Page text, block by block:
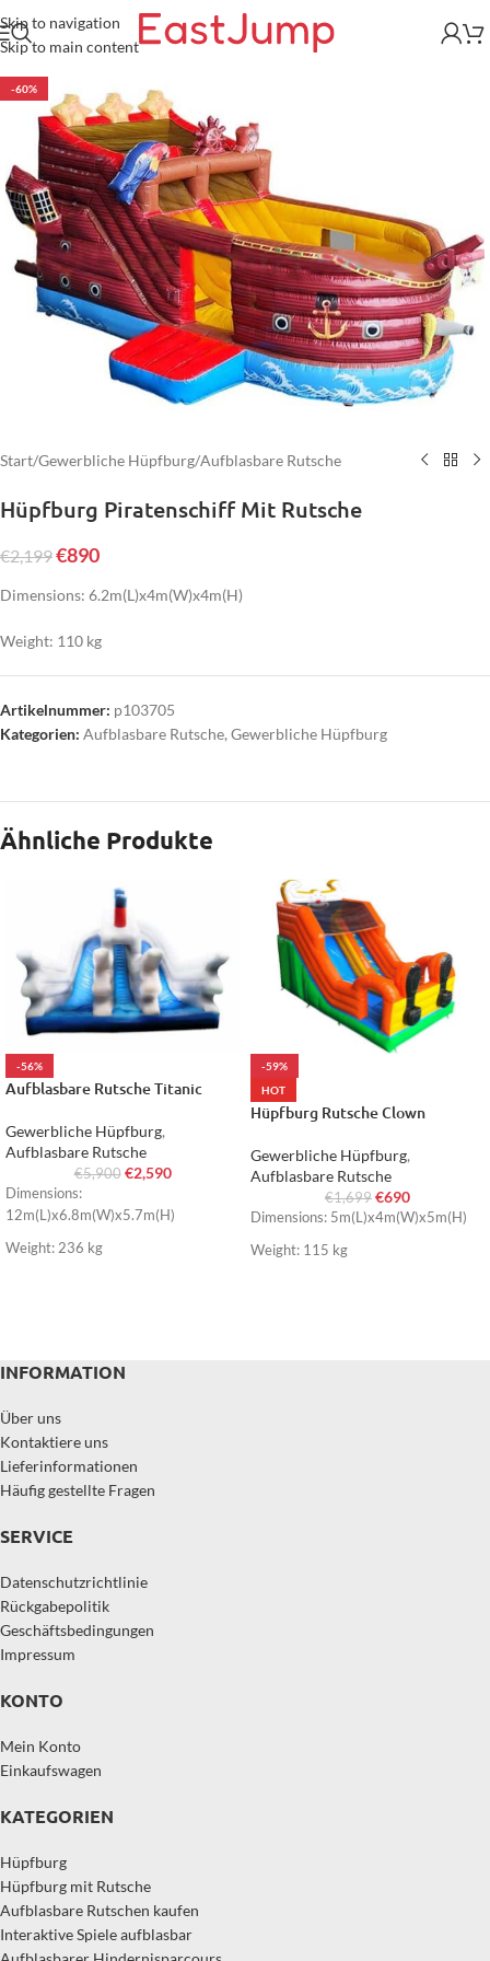
Skip to navigation
Skip to main content
-60%
Start/Gewerbliche Hüpfburg/Aufblasbare Rutsche
Hüpfburg Piratenschiff Mit Rutsche
€2,199€890
Dimensions: 6.2m(L)x4m(W)x4m(H)
Weight: 110 kg
Artikelnummer: p103705
Kategorien: Aufblasbare Rutsche, Gewerbliche Hüpfburg
Ähnliche Produkte
-56%
Aufblasbare Rutsche Titanic
Gewerbliche Hüpfburg,
Aufblasbare Rutsche
€5,900 €2,590
Dimensions:
12m(L)x6.8m(W)x5.7m(H)
Weight: 236 kg
-59%
HOT
Hüpfburg Rutsche Clown
Gewerbliche Hüpfburg,
Aufblasbare Rutsche
€1,699 €690
Dimensions: 5m(L)x4m(W)x5m(H)
Weight: 115 kg
INFORMATION
Über uns
Kontaktiere uns
Lieferinformationen
Häufig gestellte Fragen
SERVICE
Datenschutzrichtlinie
Rückgabepolitik
Geschäftsbedingungen
Impressum
KONTO
Mein Konto
Einkaufswagen
KATEGORIEN
Hüpfburg
Hüpfburg mit Rutsche
Aufblasbare Rutschen kaufen
Interaktive Spiele aufblasbar